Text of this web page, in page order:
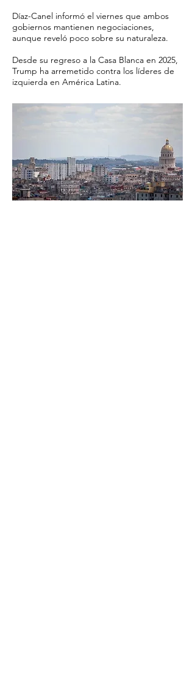
Díaz-Canel informó el viernes que ambos
gobiernos mantienen negociaciones,
aunque reveló poco sobre su naturaleza.
Desde su regreso a la Casa Blanca en 2025,
Trump ha arremetido contra los líderes de
izquierda en América Latina.